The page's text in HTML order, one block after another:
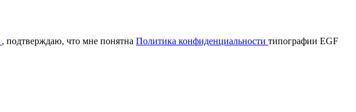
, подтверждаю, что мне понятна Политика конфиденциальности типографии EGF